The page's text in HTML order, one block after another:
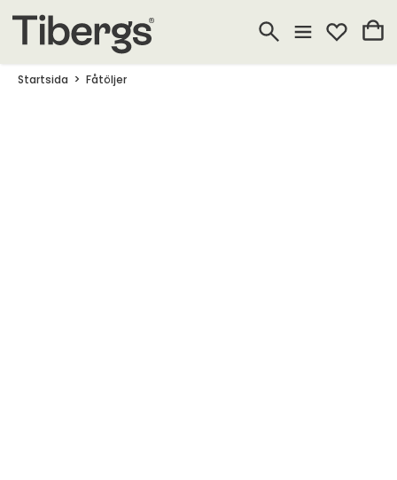
Startsida Fåtöljer